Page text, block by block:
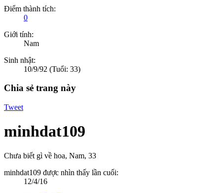
Điểm thành tích:
0
Giới tính:
Nam
Sinh nhật:
10/9/92 (Tuổi: 33)
Chia sẻ trang này
Tweet
minhdat109
Chưa biết gì về hoa, Nam, 33
minhdat109 được nhìn thấy lần cuối:
12/4/16